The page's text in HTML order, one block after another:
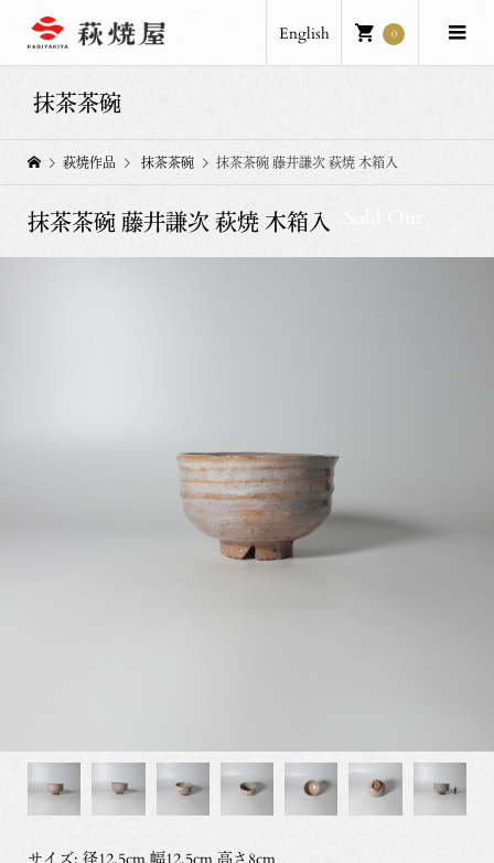
English 0
抹茶茶碗
萩焼作品 抹茶茶碗 抹茶茶碗 藤井謙次 萩焼 木箱入
抹茶茶碗 藤井謙次 萩焼 木箱入
サイズ: 径12.5cm 幅12.5cm 高さ8cm